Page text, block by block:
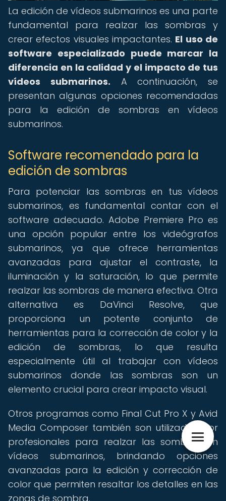
La edición de vídeos submarinos es una parte
fundamental para realzar las sombras y
crear efectos visuales impactantes. El uso de
software especializado puede marcar la
diferencia en la calidad y el impacto de tus
vídeos submarinos. A continuación, se
presentan algunas opciones recomendadas
para la edición de sombras en vídeos
submarinos.
Software recomendado para la
edición de sombras
Para potenciar las sombras en tus vídeos
submarinos, es fundamental contar con el
software adecuado. Adobe Premiere Pro es
una opción popular entre los videógrafos
submarinos, ya que ofrece herramientas
avanzadas para ajustar el contraste, la
iluminación y la saturación, lo que permite
realzar las sombras de manera efectiva. Otra
alternativa es DaVinci Resolve, que
proporciona un potente conjunto de
herramientas para la corrección de color y la
edición de sombras, lo que resulta
especialmente útil al trabajar con vídeos
submarinos donde las sombras son un
elemento crucial para crear impacto visual.
Otros programas como Final Cut Pro X y Avid
Media Composer también son utilizados por
profesionales para realzar las sombras en
vídeos submarinos, brindando opciones
avanzadas para la edición y corrección de
color que permiten resaltar los detalles en las
zonas de sombra.